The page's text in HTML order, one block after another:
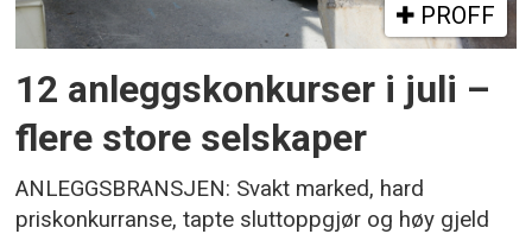
PROFF
12 anleggskonkurser i juli –
flere store selskaper
ANLEGGSBRANSJEN: Svakt marked, hard
priskonkurranse, tapte sluttoppgjør og høy gjeld